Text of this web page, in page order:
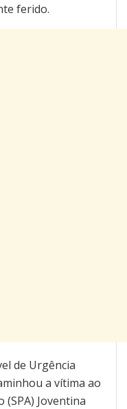
ferido.
de Urgência
a vítima ao
Joventina